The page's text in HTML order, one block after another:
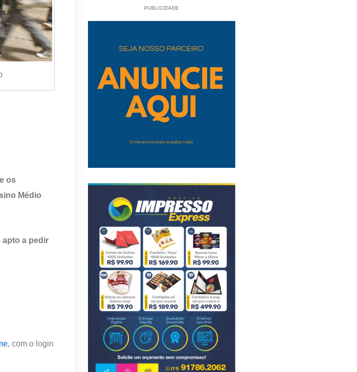
os
Médio
apto a pedir
, com o login
PUBLICIDADE